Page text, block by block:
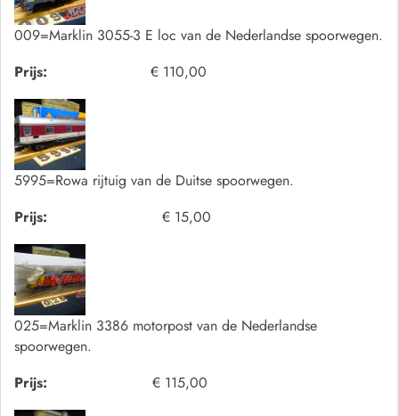
009=Marklin 3055-3 E loc van de Nederlandse spoorwegen.
Prijs:
€ 110,00
5995=Rowa rijtuig van de Duitse spoorwegen.
Prijs:
€ 15,00
025=Marklin 3386 motorpost van de Nederlandse
spoorwegen.
Prijs:
€ 115,00